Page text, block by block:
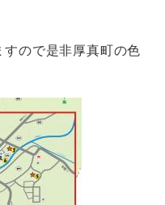
ので是非厚真町の色